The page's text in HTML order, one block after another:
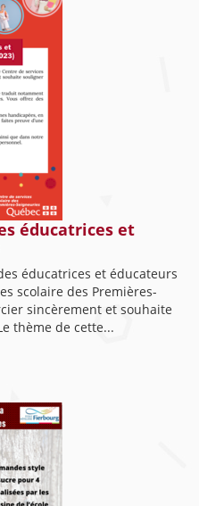
éducatrices et
éducatrices et éducateurs
scolaire des Premières-
sincèrement et souhaite
thème de cette...